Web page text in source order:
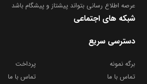
عرصه اطلاع رسانی بتواند پیشتاز و پیشگام باشد
شبکه های اجتماعی
دسترسی سریع
برگه نمونه
پرداخت
تماس با ما
تماس با ما